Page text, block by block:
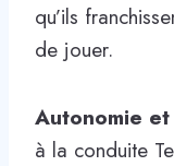
qu’ils
de jouer.
Autonomie
à la conduite